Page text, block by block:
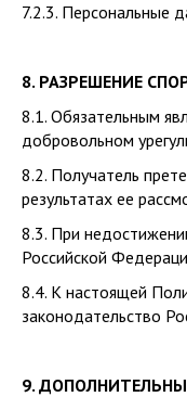
7.2.3. Персональные
8. РАЗРЕШЕНИЕ
8.1. Обязательным
добровольном
8.2. Получатель
результатах ее
8.3. При
Российской
8.4. К настоящей
законодательство
9.